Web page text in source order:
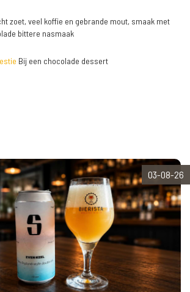
zoet, veel koffie en gebrande mout, smaak met
bittere nasmaak
Bij een chocolade dessert
03-08-26